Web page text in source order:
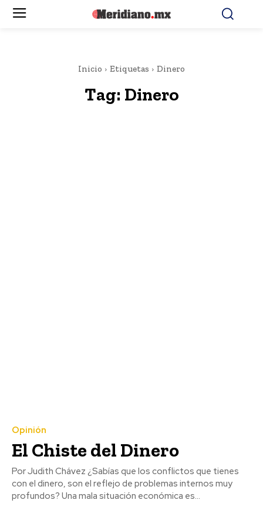
Inicio Etiquetas Dinero
Tag: Dinero
Opinión
El Chiste del Dinero
Por Judith Chávez ¿Sabías que los conflictos que tienes
con el dinero, son el reflejo de problemas internos muy
profundos? Una mala situación económica es...